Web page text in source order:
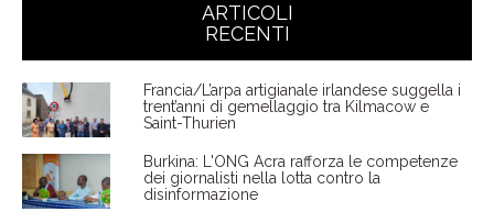
ARTICOLI
RECENTI
Francia/L’arpa artigianale irlandese suggella i
trent’anni di gemellaggio tra Kilmacow e
Saint-Thurien
Burkina: L'ONG Acra rafforza le competenze
dei giornalisti nella lotta contro la
disinformazione